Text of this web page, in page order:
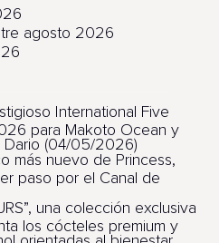
agosto 2026
International Five
para Makoto Ocean y
Dario (04/05/2026)
más nuevo de Princess,
paso por el Canal de
una colección exclusiva
los cócteles premium y